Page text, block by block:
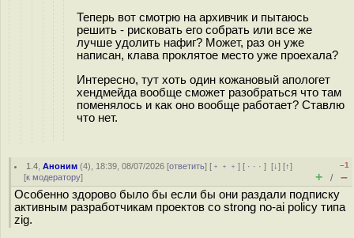
Теперь вот смотрю на архивчик и пытаюсь
решить - рисковать его собрать или все же
лучше удолить нафиг? Может, раз он уже
написан, клава проклятое место уже проехала?
Интересно, тут хоть один кожановый апологет
хендмейда вообще сможет разобраться что там
поменялось и как оно вообще работает? Ставлю
что нет.
1.4 ,Аноним (4), 18:39, 08/07/2026 [ответить] [ ﹢﹢﹢] [ · · ·][↓] [↑]
[к модератору]
–1
+ / –
Особенно здорово было бы если бы они раздали подписку
активным разработчикам проектов со strong no-ai policy типа
zig.